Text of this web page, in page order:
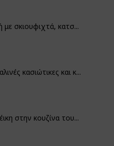
με σκιουφιχτά, κατσ...
κασιώτικες και κ...
στην κουζίνα του...